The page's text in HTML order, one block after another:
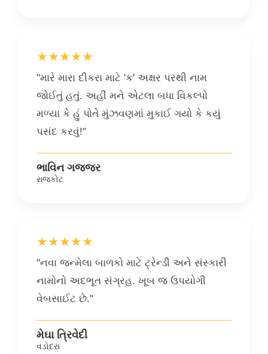
★★★★★
"મારે મારા દીકરા માટે 'ક' અક્ષર પરથી નામ
જોઈતું હતું. અહીં મને એટલા બધા વિકલ્પો
મળ્યા કે હું પોતે મુંઝવણમાં મુકાઈ ગયો કે કયું
પસંદ કરવું!"
ભાવિન ગજ્જર
રાજકોટ
★★★★★
"નવા જન્મેલા બાળકો માટે ટ્રેન્ડી અને સંસ્કારી
નામોનો અદભૂત સંગ્રહ. ખૂબ જ ઉપયોગી
વેબસાઈટ છે."
મેઘા ત્રિવેદી
વડોદરા